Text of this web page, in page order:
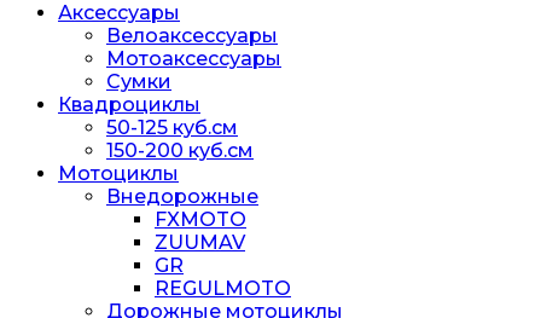
Аксессуары
Велоаксессуары
Мотоаксессуары
Сумки
Квадроциклы
50-125 куб.см
150-200 куб.см
Мотоциклы
Внедорожные
FXMOTO
ZUUMAV
GR
REGULMOTO
Дорожные мотоциклы